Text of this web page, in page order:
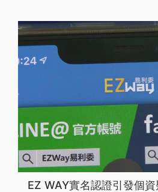
EZ WAY實名認證引發個